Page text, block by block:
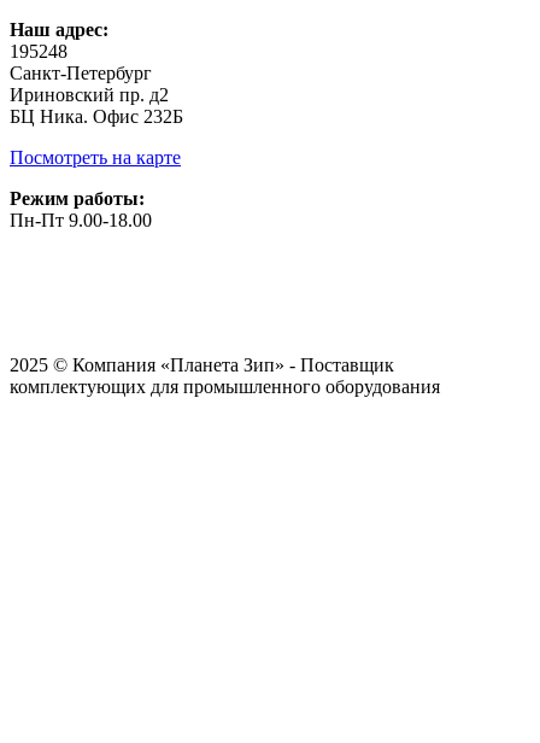
Наш адрес:
195248
Санкт-Петербург
Ириновский пр. д2
БЦ Ника. Офис 232Б
Посмотреть на карте
Режим работы:
Пн-Пт 9.00-18.00
2025 © Компания «Планета Зип» - Поставщик
комплектующих для промышленного оборудования